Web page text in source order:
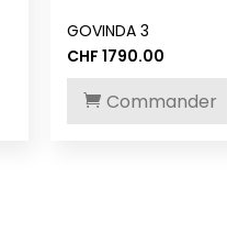
GOVINDA 3
CHF 1790.00
Commander